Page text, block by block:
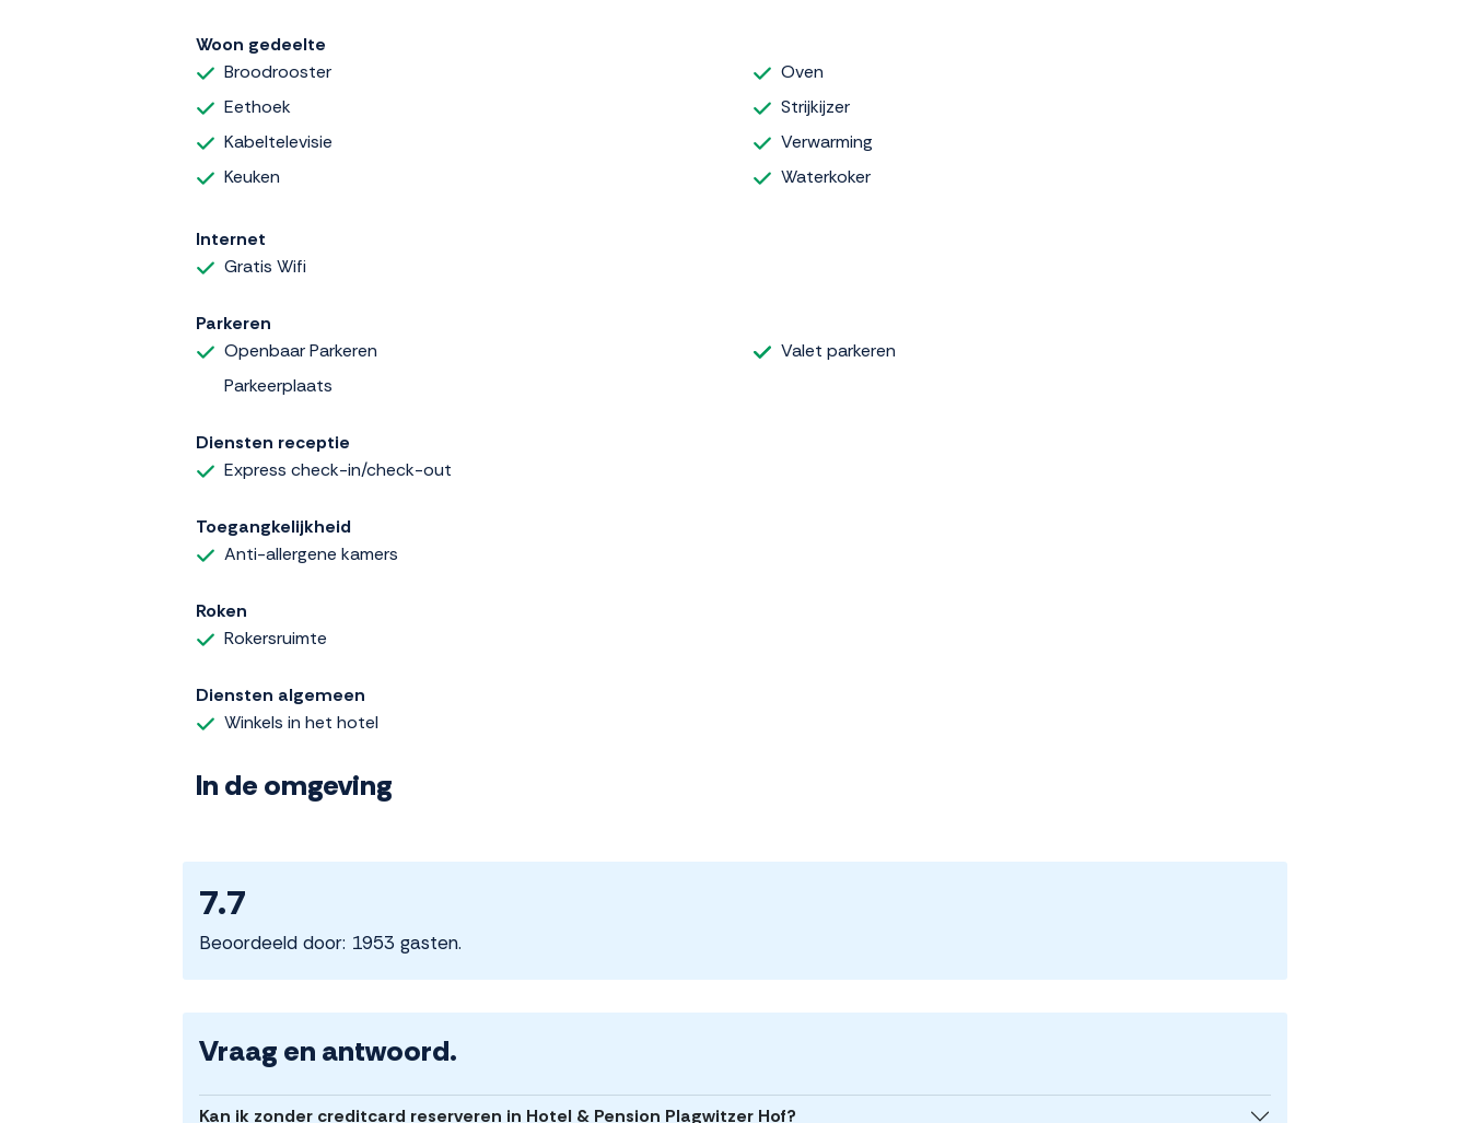
Woon gedeelte
Broodrooster
Eethoek
Kabeltelevisie
Keuken
Oven
Strijkijzer
Verwarming
Waterkoker
Internet
Gratis Wifi
Parkeren
Openbaar Parkeren
Parkeerplaats
Valet parkeren
Diensten receptie
Express check-in/check-out
Toegangkelijkheid
Anti-allergene kamers
Roken
Rokersruimte
Diensten algemeen
Winkels in het hotel
In de omgeving
7.7
Beoordeeld door: 1953 gasten.
Vraag en antwoord.
Kan ik zonder creditcard reserveren in Hotel & Pension Plagwitzer Hof?